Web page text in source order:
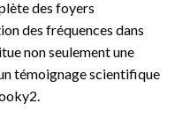
des foyers
des fréquences dans
non seulement une
témoignage scientifique